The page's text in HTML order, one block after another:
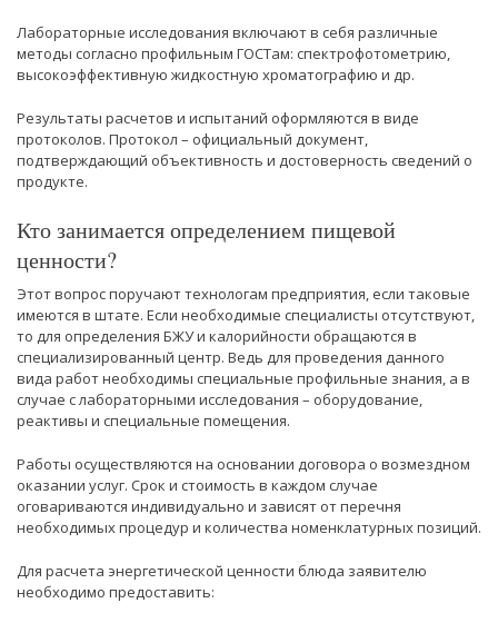
Лабораторные исследования включают в себя различные
методы согласно профильным ГОСТам: спектрофотометрию,
высокоэффективную жидкостную хроматографию и др.
Результаты расчетов и испытаний оформляются в виде
протоколов. Протокол – официальный документ,
подтверждающий объективность и достоверность сведений о
продукте.
Кто занимается определением пищевой
ценности?
Этот вопрос поручают технологам предприятия, если таковые
имеются в штате. Если необходимые специалисты отсутствуют,
то для определения БЖУ и калорийности обращаются в
специализированный центр. Ведь для проведения данного
вида работ необходимы специальные профильные знания, а в
случае с лабораторными исследования – оборудование,
реактивы и специальные помещения.
Работы осуществляются на основании договора о возмездном
оказании услуг. Срок и стоимость в каждом случае
оговариваются индивидуально и зависят от перечня
необходимых процедур и количества номенклатурных позиций.
Для расчета энергетической ценности блюда заявителю
необходимо предоставить: